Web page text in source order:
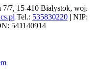
7, 15-410 Białystok, woj.
Tel.: 535830220| NIP:
541140914